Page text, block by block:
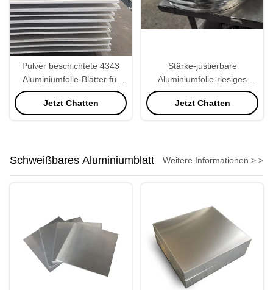
Pulver beschichtete 4343
Aluminiumfolie-Blätter für
Heizkörper-Flosse
Jetzt Chatten
Stärke-justierbare
Aluminiumfolie-riesiges
Rollenharte beanspruchung
H22 2mm-4mm
Jetzt Chatten
Schweißbares Aluminiumblatt Weitere Informationen > >